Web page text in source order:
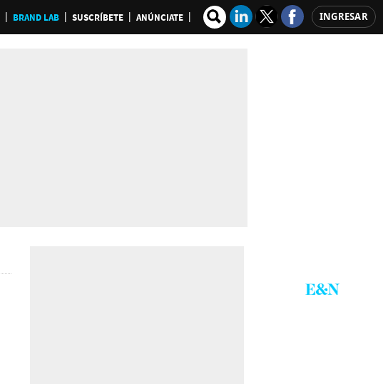
BRAND LAB SUSCRÍBETE ANÚNCIATE INGRESAR